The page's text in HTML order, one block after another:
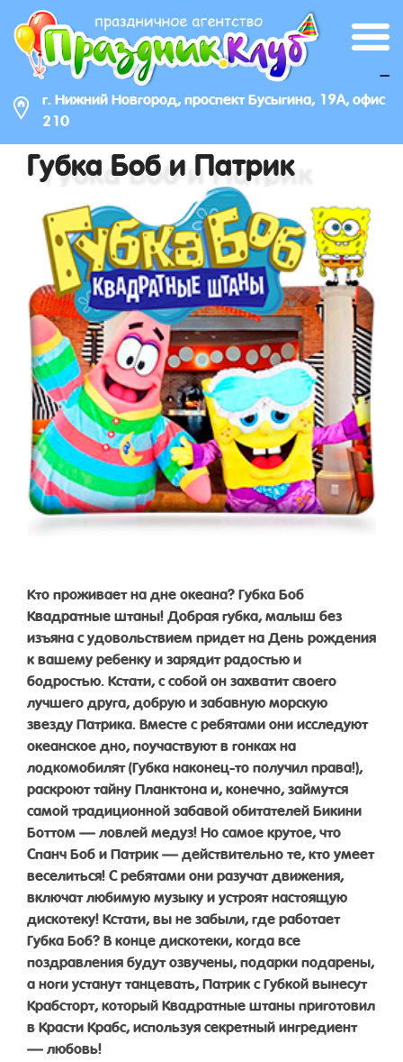
г. Нижний Новгород, проспект Бусыгина, 19А, офис
210
_
Губка Боб и Патрик
Кто проживает на дне океана? Губка Боб
Квадратные штаны! Добрая губка, малыш без
изъяна с удовольствием придет на День рождения
к вашему ребенку и зарядит радостью и
бодростью. Кстати, с собой он захватит своего
лучшего друга, добрую и забавную морскую
звезду Патрика. Вместе с ребятами они исследуют
океанское дно, поучаствуют в гонках на
лодкомобилят (Губка наконец-то получил права!),
раскроют тайну Планктона и, конечно, займутся
самой традиционной забавой обитателей Бикини
Боттом — ловлей медуз! Но самое крутое, что
Спанч Боб и Патрик — действительно те, кто умеет
веселиться! С ребятами они разучат движения,
включат любимую музыку и устроят настоящую
дискотеку! Кстати, вы не забыли, где работает
Губка Боб? В конце дискотеки, когда все
поздравления будут озвучены, подарки подарены,
а ноги устанут танцевать, Патрик с Губкой вынесут
Крабсторт, который Квадратные штаны приготовил
в Красти Крабс, используя секретный ингредиент
— любовь!